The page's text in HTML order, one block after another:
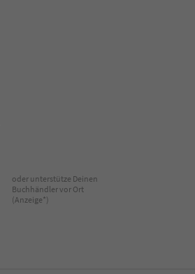
oder unterstütze Deinen
Buchhändler vor Ort
(Anzeige*)